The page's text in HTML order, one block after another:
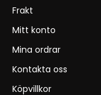
Frakt
Mitt konto
Mina ordrar
Kontakta oss
Köpvillkor